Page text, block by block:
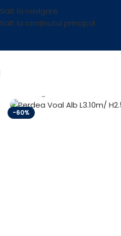
Salt la navigare
Salt la conținutul principal
-60%